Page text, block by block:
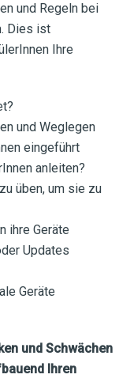
und Regeln bei
Dies ist
Ihre
und Weglegen
eingeführt
anleiten?
üben, um sie zu
ihre Geräte
Updates
Geräte
und Schwächen
Ihren